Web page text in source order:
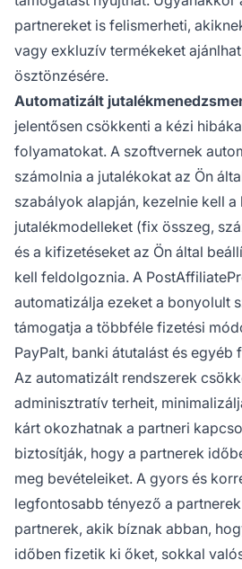
partnereket is felismerheti,
vagy exkluzív termékeket
ösztönzésére.
Automatizált
jelentősen csökkenti a kézi
folyamatokat. A szoftvernek
számolnia a jutalékokat az Ön
szabályok alapján, kezelnie kell
jutalékmodelleket (fix összeg,
és a kifizetéseket az Ön által
kell feldolgoznia. A
automatizálja ezeket a bonyolult
támogatja a többféle fizetési
PayPalt, banki átutalást és egyéb
Az automatizált rendszerek
adminisztratív terheit,
kárt okozhatnak a partneri
biztosítják, hogy a partnerek
meg bevételeiket. A gyors és
legfontosabb tényező a
partnerek, akik bíznak abban,
időben fizetik ki őket, sokkal